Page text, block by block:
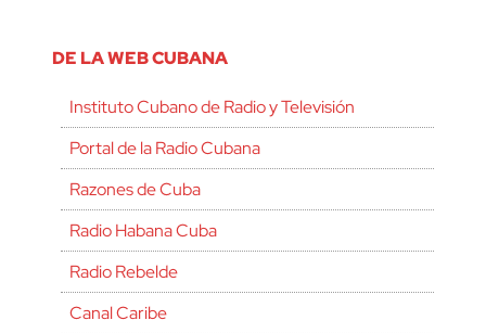
DE LA WEB CUBANA
Instituto Cubano de Radio y Televisión
Portal de la Radio Cubana
Razones de Cuba
Radio Habana Cuba
Radio Rebelde
Canal Caribe